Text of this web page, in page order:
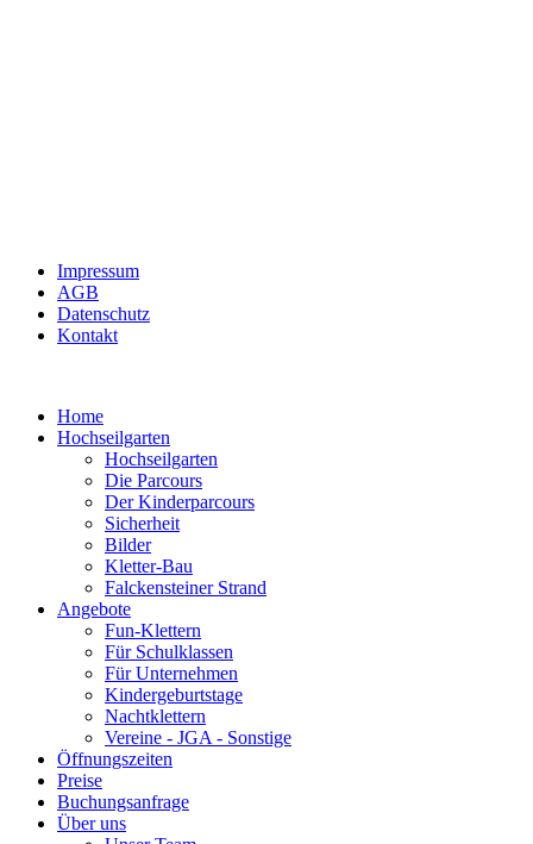
Impressum
AGB
Datenschutz
Kontakt
Home
Hochseilgarten
Hochseilgarten
Die Parcours
Der Kinderparcours
Sicherheit
Bilder
Kletter-Bau
Falckensteiner Strand
Angebote
Fun-Klettern
Für Schulklassen
Für Unternehmen
Kindergeburtstage
Nachtklettern
Vereine - JGA - Sonstige
Öffnungszeiten
Preise
Buchungsanfrage
Über uns